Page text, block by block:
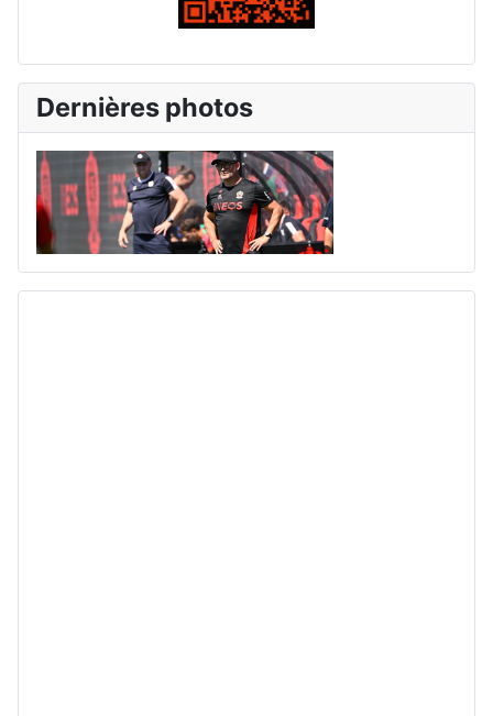
Dernières photos